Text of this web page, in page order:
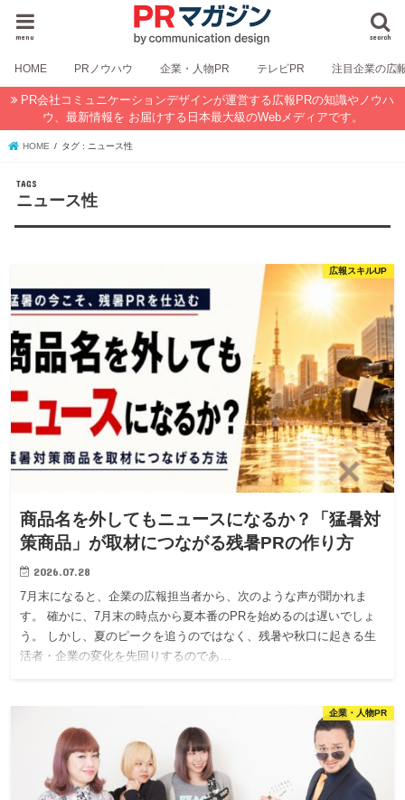
search
menu
HOME PRノウハウ 企業・人物PR テレビPR 注目企業の広
PR会社コミュニケーションデザインが運営する広報PRの知識やノウハ
ウ、最新情報を お届けする日本最大級のWebメディアです。
HOME タグ : ニュース性
ニュース性
広報スキルUP
商品名を外してもニュースになるか？「猛暑対
策商品」が取材につながる残暑PRの作り方
2026.07.28
7月末になると、企業の広報担当者から、次のような声が聞かれま
す。 確かに、7月末の時点から夏本番のPRを始めるのは遅いでしょ
う。 しかし、夏のピークを追うのではなく、残暑や秋口に起きる生
活者・企業の変化を先回りするのであ…
企業・人物PR